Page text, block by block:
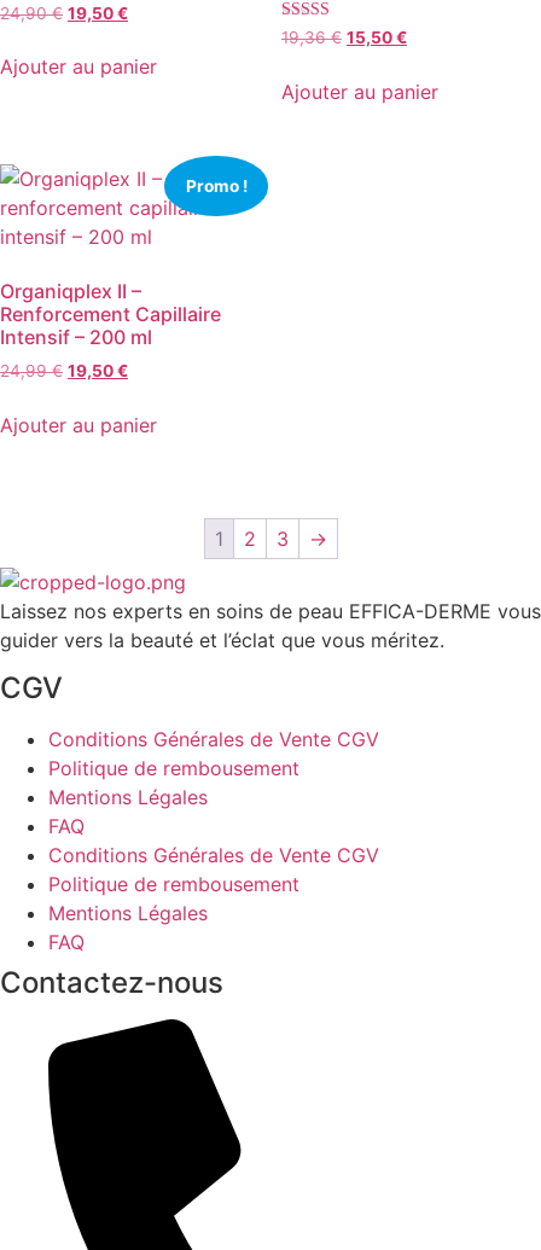
24,90€ Le
initial
était :
19,50€Le
actuel
Ajouter au panier
Note
4.00
19,36€ Le
initial
était :
15,50€Le
actuel
Ajouter au panier
Promo !
Organiqplex II –
Renforcement Capillaire
Intensif – 200 ml
24,99€ Le
initial
était :
19,50€Le
actuel
Ajouter au panier
1 2 3 →
Laissez nos experts en soins de peau EFFICA-DERME vous
guider vers la beauté et l’éclat que vous méritez.
CGV
Conditions Générales de Vente CGV
Politique de rembousement
Mentions Légales
FAQ
Conditions Générales de Vente CGV
Politique de rembousement
Mentions Légales
FAQ
Contactez-nous